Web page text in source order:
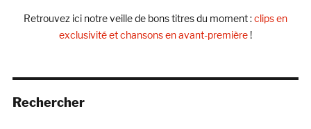
Retrouvez ici notre veille de bons titres du moment :clips en
exclusivité et chansons en avant-première !
Rechercher